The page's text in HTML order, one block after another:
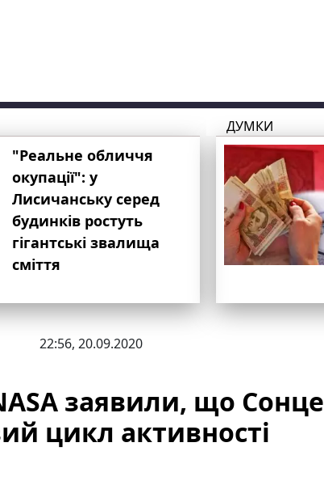
"Реальне обличчя
окупації": у
Лисичанську серед
будинків ростуть
гігантські звалища
сміття
ДУМКИ
22:56, 20.09.2020
заявили, що Сонце
цикл активності